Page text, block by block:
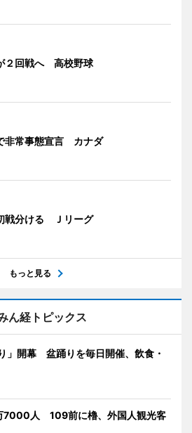
２回戦へ 高校野球
非常事態宣言 カナダ
戦分ける Ｊリーグ
もっと見る
ん経トピックス
」開幕 盆踊りを毎日開催、飲食・
7000人 109前に櫓、外国人観光客